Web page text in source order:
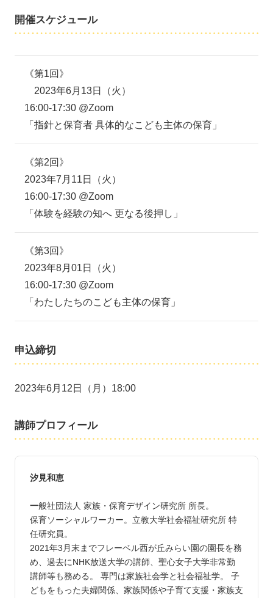
開催スケジュール
《第1回》
2023年6月13日（火）
16:00-17:30 @Zoom
「指針と保育者 具体的なこども主体の保育」
《第2回》
2023年7月11日（火）
16:00-17:30 @Zoom
「体験を経験の知へ 更なる後押し」
《第3回》
2023年8月01日（火）
16:00-17:30 @Zoom
「わたしたちのこども主体の保育」
申込締切
2023年6月12日（月）18:00
講師プロフィール
汐見和恵
一般社団法人 家族・保育デザイン研究所 所長。
保育ソーシャルワーカー。立教大学社会福祉研究所 特
任研究員。
2021年3月末までフレーベル西が丘みらい園の園長を務
め、過去にNHK放送大学の講師、聖心女子大学非常勤
講師等も務める。 専門は家族社会学と社会福祉学。 子
どもをもった夫婦関係、家族関係や子育て支援・家族支